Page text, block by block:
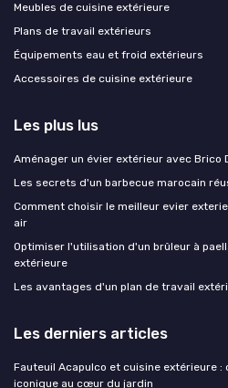
Meubles de cuisine extérieure
Plans de travail extérieurs
Équipements eau et froid extérieurs
Accessoires de cuisine extérieure
Les plus lus
Aménager un évier extérieur avec Brico
Les secrets d'un barbecue marocain
Comment choisir le meilleur evier
air
Optimiser l'utilisation d'un brûleur à
extérieure
Les avantages d'un plan de travail
Les derniers articles
Fauteuil Acapulco et cuisine extérieure
iconique au cœur du jardin